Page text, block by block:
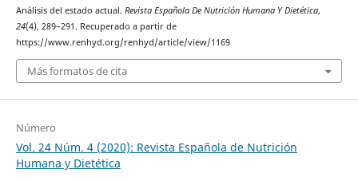
Análisis del estado actual. Revista Española De Nutrición Humana Y Dietética,
24(4), 289–291. Recuperado a partir de
https://www.renhyd.org/renhyd/article/view/1169
Más formatos de cita
Número
Vol. 24 Núm. 4 (2020): Revista Española de Nutrición
Humana y Dietética